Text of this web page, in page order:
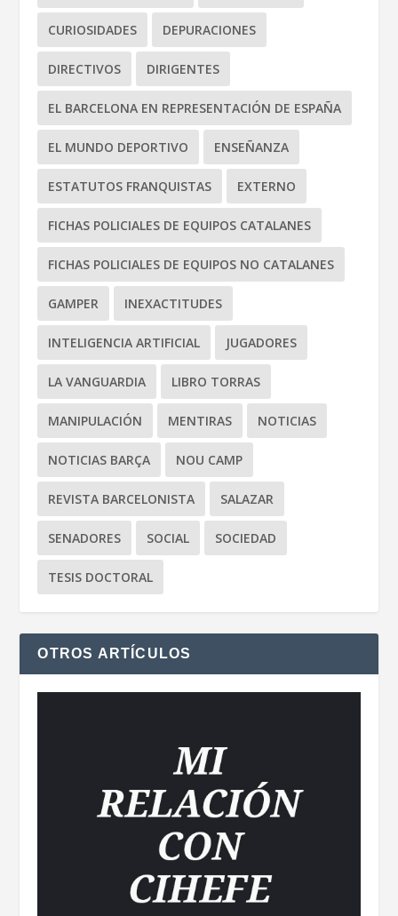
CURIOSIDADES DEPURACIONES
DIRECTIVOS DIRIGENTES
EL BARCELONA EN REPRESENTACIÓN DE ESPAÑA
EL MUNDO DEPORTIVO ENSEÑANZA
ESTATUTOS FRANQUISTAS EXTERNO
FICHAS POLICIALES DE EQUIPOS CATALANES
FICHAS POLICIALES DE EQUIPOS NO CATALANES
GAMPER INEXACTITUDES
INTELIGENCIA ARTIFICIAL JUGADORES
LA VANGUARDIA LIBRO TORRAS
MANIPULACIÓN MENTIRAS NOTICIAS
NOTICIAS BARÇA NOU CAMP
REVISTA BARCELONISTA SALAZAR
SENADORES SOCIAL SOCIEDAD
TESIS DOCTORAL
OTROS ARTÍCULOS